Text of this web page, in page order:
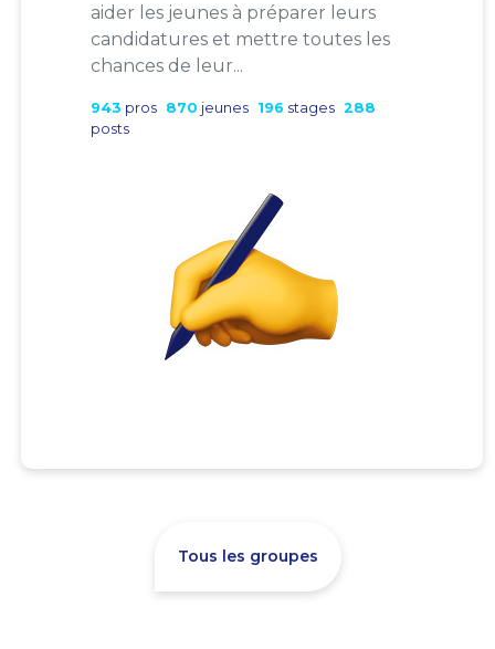
aider les jeunes à préparer leurs
candidatures et mettre toutes les
chances de leur...
943 pros 870 jeunes 196 stages 288
posts
Tous les groupes